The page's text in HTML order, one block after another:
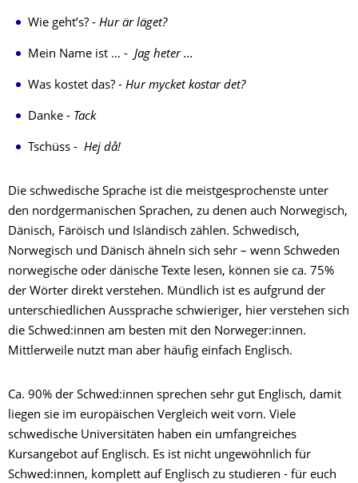
Wie geht’s? - Hur är läget?
Mein Name ist … - Jag heter ...
Was kostet das? - Hur mycket kostar det?
Danke - Tack
Tschüss - Hej då!
Die schwedische Sprache ist die meistgesprochenste unter
den nordgermanischen Sprachen, zu denen auch Norwegisch,
Dänisch, Färöisch und Isländisch zählen. Schwedisch,
Norwegisch und Dänisch ähneln sich sehr – wenn Schweden
norwegische oder dänische Texte lesen, können sie ca. 75%
der Wörter direkt verstehen. Mündlich ist es aufgrund der
unterschiedlichen Aussprache schwieriger, hier verstehen sich
die Schwed:innen am besten mit den Norweger:innen.
Mittlerweile nutzt man aber häufig einfach Englisch.
Ca. 90% der Schwed:innen sprechen sehr gut Englisch, damit
liegen sie im europäischen Vergleich weit vorn. Viele
schwedische Universitäten haben ein umfangreiches
Kursangebot auf Englisch. Es ist nicht ungewöhnlich für
Schwed:innen, komplett auf Englisch zu studieren - für euch